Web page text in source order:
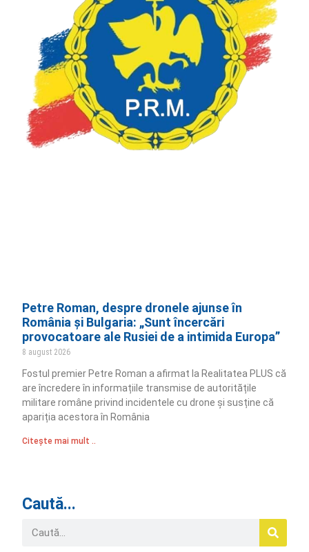
Petre Roman, despre dronele ajunse în
România și Bulgaria: „Sunt încercări
provocatoare ale Rusiei de a intimida Europa”
8 august 2026
Fostul premier Petre Roman a afirmat la Realitatea PLUS că
are încredere în informațiile transmise de autoritățile
militare române privind incidentele cu drone și susține că
apariția acestora în România
Citește mai mult ..
Caută...